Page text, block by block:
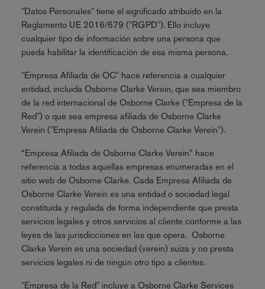
"Datos Personales" tiene el significado atribuido en la
Reglamento UE 2016/679 ("RGPD"). Ello incluye
cualquier tipo de información sobre una persona que
pueda habilitar la identificación de esa misma persona.
"Empresa Afiliada de OC" hace referencia a cualquier
entidad, incluida Osborne Clarke Verein, que sea miembro
de la red internacional de Osborne Clarke ("Empresa de la
Red") o que sea empresa afiliada de Osborne Clarke
Verein ("Empresa Afiliada de Osborne Clarke Verein").
“Empresa Afiliada de Osborne Clarke Verein” hace
referencia a todas aquellas empresas enumeradas en el
sitio web de Osborne Clarke. Cada Empresa Afiliada de
Osborne Clarke Verein es una entidad o sociedad legal
constituida y regulada de forma independiente que presta
servicios legales y otros servicios al cliente conforme a las
leyes de las jurisdicciones en las que opera. Osborne
Clarke Verein es una sociedad (verein) suiza y no presta
servicios legales ni de ningún otro tipo a clientes.
"Empresa de la Red" incluye a Osborne Clarke Services